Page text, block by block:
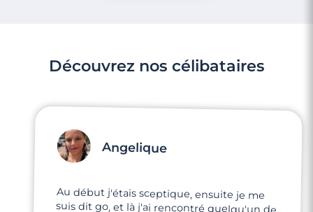
Découvrez nos célibataires
Angelique
Au début j'étais sceptique, ensuite je me
suis dit go, et là j'ai rencontré quelqu'un de